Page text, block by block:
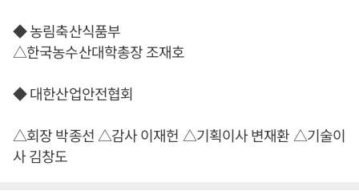
◆ 농림축산식품부
△한국농수산대학총장 조재호
◆ 대한산업안전협회
△회장 박종선 △감사 이재헌 △기획이사 변재환 △기술이
사 김창도